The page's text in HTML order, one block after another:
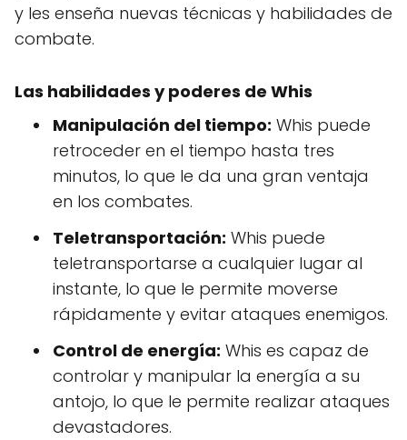
y les enseña nuevas técnicas y habilidades de
combate.
Las habilidades y poderes de Whis
Manipulación del tiempo: Whis puede
retroceder en el tiempo hasta tres
minutos, lo que le da una gran ventaja
en los combates.
Teletransportación: Whis puede
teletransportarse a cualquier lugar al
instante, lo que le permite moverse
rápidamente y evitar ataques enemigos.
Control de energía: Whis es capaz de
controlar y manipular la energía a su
antojo, lo que le permite realizar ataques
devastadores.